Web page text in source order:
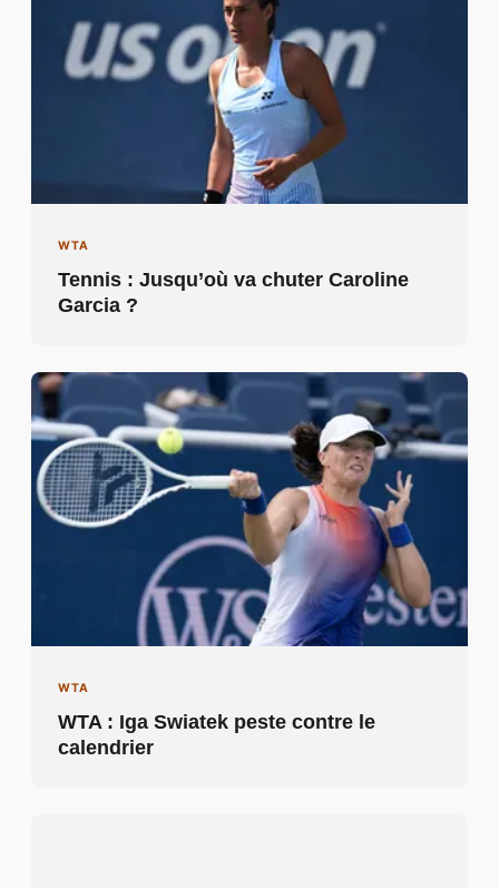
WTA
Tennis : Jusqu’où va chuter Caroline
Garcia ?
WTA
WTA : Iga Swiatek peste contre le
calendrier